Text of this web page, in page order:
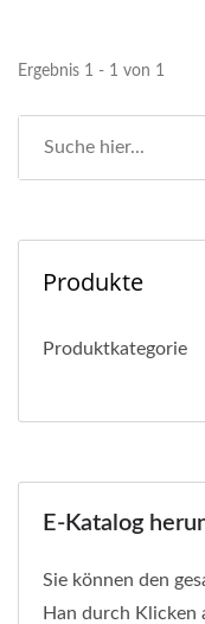
Ergebnis 1 - 1 von 1
Produkte
Produktkategorie
E-Katalog
Sie können den
Han durch Klicken